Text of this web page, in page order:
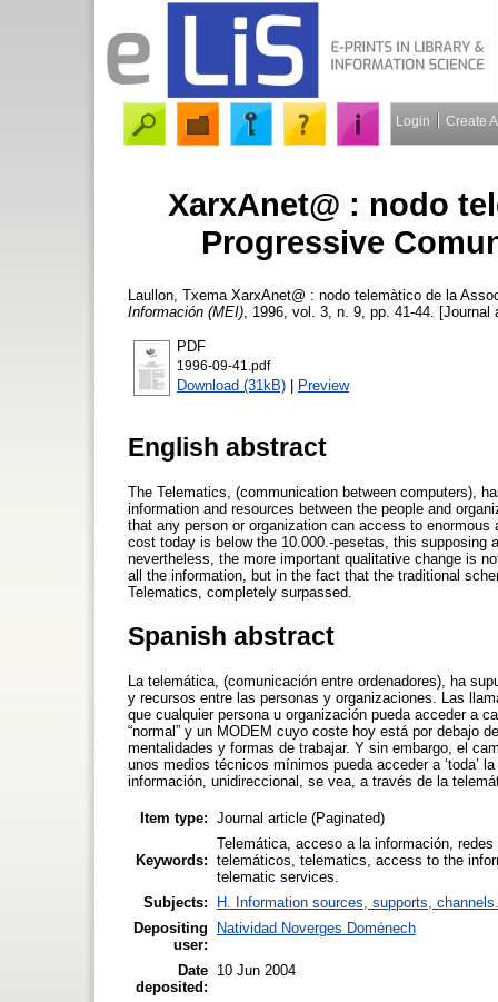
Login Create
XarxAnet@ : nodo
Progressive
Laullon, Txema XarxAnet@ : nodo telemàtico de la
Información (MEI) , 1996, vol. 3, n. 9, pp. 41-44. [Journal
PDF
1996-09-41.pdf
Download (31kB) | Preview
English abstract
The Telematics, (communication between computers),
information and resources between the people and
that any person or organization can access to
cost today is below the 10.000.-pesetas, this supposing
nevertheless, the more important qualitative change is
all the information, but in the fact that the traditional
Telematics, completely surpassed.
Spanish abstract
La telemática, (comunicación entre ordenadores), ha
y recursos entre las personas y organizaciones. Las
que cualquier persona u organización pueda acceder a
“normal” y un MODEM cuyo coste hoy está por debajo
mentalidades y formas de trabajar. Y sin embargo, el
unos medios técnicos mínimos pueda acceder a ‘toda’
información, unidireccional, se vea, a través de la
Item type: Journal article (Paginated)
Keywords:
Telemática, acceso a la información,
telemáticos, telematics, access to the
telematic services.
Subjects:
H. Information sources, supports, channels.
Depositing
user:
Natividad Noverges Doménech
Date
deposited:
10 Jun 2004